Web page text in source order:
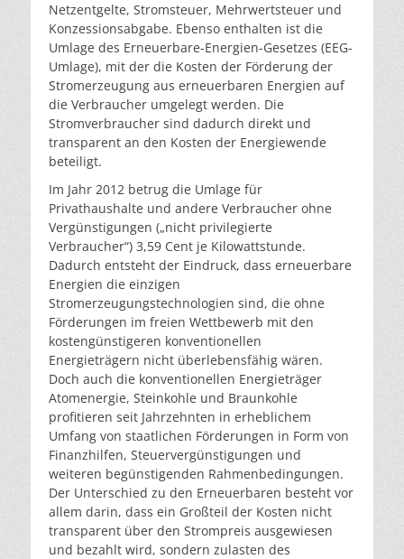
Netzentgelte, Stromsteuer, Mehrwertsteuer und
Konzessionsabgabe. Ebenso enthalten ist die
Umlage des Erneuerbare-Energien-Gesetzes (EEG-
Umlage), mit der die Kosten der Förderung der
Stromerzeugung aus erneuerbaren Energien auf
die Verbraucher umgelegt werden. Die
Stromverbraucher sind dadurch direkt und
transparent an den Kosten der Energiewende
beteiligt.
Im Jahr 2012 betrug die Umlage für
Privathaushalte und andere Verbraucher ohne
Vergünstigungen („nicht privilegierte
Verbraucher“) 3,59 Cent je Kilowattstunde.
Dadurch entsteht der Eindruck, dass erneuerbare
Energien die einzigen
Stromerzeugungstechnologien sind, die ohne
Förderungen im freien Wettbewerb mit den
kostengünstigeren konventionellen
Energieträgern nicht überlebensfähig wären.
Doch auch die konventionellen Energieträger
Atomenergie, Steinkohle und Braunkohle
profitieren seit Jahrzehnten in erheblichem
Umfang von staatlichen Förderungen in Form von
Finanzhilfen, Steuervergünstigungen und
weiteren begünstigenden Rahmenbedingungen.
Der Unterschied zu den Erneuerbaren besteht vor
allem darin, dass ein Großteil der Kosten nicht
transparent über den Strompreis ausgewiesen
und bezahlt wird, sondern zulasten des